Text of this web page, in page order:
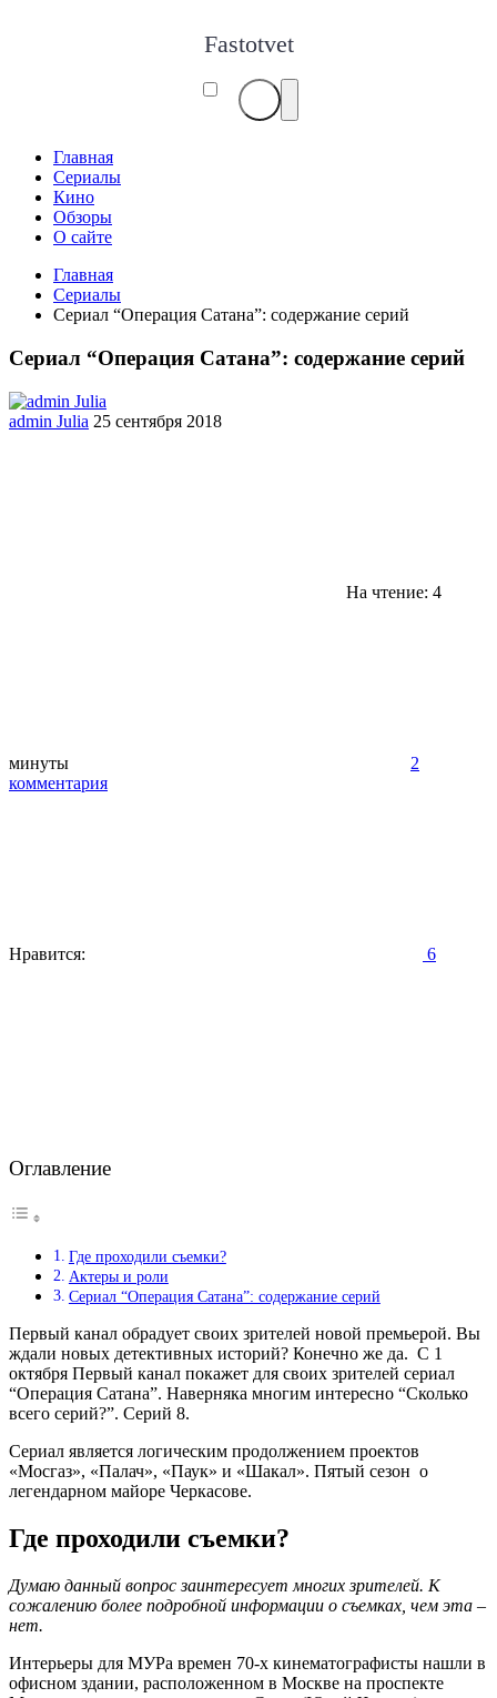
Fastotvet
Главная
Сериалы
Кино
Обзоры
О сайте
Главная
Сериалы
Сериал “Операция Сатана”: содержание серий
Сериал “Операция Сатана”: содержание серий
admin Julia 25 сентября 2018
На чтение: 4
минуты
2
комментария
Нравится: 6
Оглавление
Где проходили съемки?
Актеры и роли
Сериал “Операция Сатана”: содержание серий
Первый канал обрадует своих зрителей новой премьерой. Вы
ждали новых детективных историй? Конечно же да. С 1
октября Первый канал покажет для своих зрителей сериал
“Операция Сатана”. Наверняка многим интересно “Сколько
всего серий?”. Серий 8.
Сериал является логическим продолжением проектов
«Мосгаз», «Палач», «Паук» и «Шакал». Пятый сезон о
легендарном майоре Черкасове.
Где проходили съемки?
Думаю данный вопрос заинтересует многих зрителей. К
сожалению более подробной информации о съемках, чем эта –
нет.
Интерьеры для МУРа времен 70-х кинематографисты нашли в
офисном здании, расположенном в Москве на проспекте